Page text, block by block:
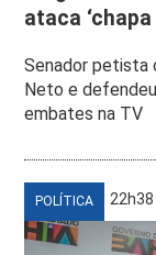
ataca
Senador petista
Neto e
embates na TV
POLÍTICA